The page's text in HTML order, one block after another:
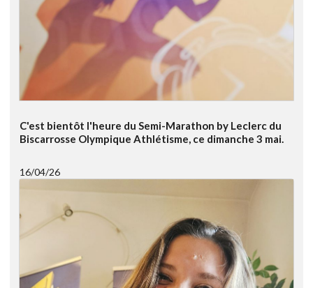
C'est bientôt l'heure du Semi-Marathon by Leclerc du
Biscarrosse Olympique Athlétisme, ce dimanche 3 mai.
16/04/26